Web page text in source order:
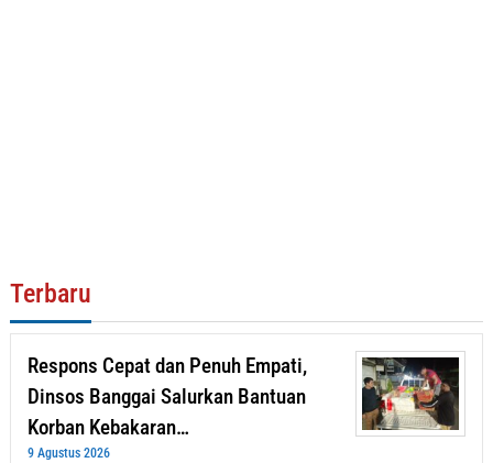
Terbaru
Respons Cepat dan Penuh Empati,
Dinsos Banggai Salurkan Bantuan
Korban Kebakaran…
9 Agustus 2026